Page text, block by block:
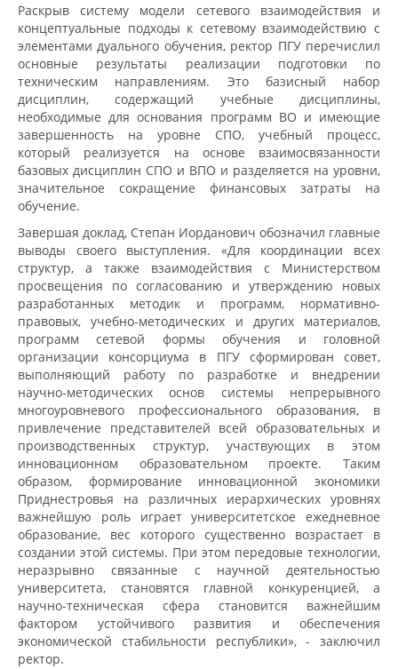
Раскрыв систему модели сетевого взаимодействия и
концептуальные подходы к сетевому взаимодействию с
элементами дуального обучения, ректор ПГУ перечислил
основные результаты реализации подготовки по
техническим направлениям. Это базисный набор
дисциплин, содержащий учебные дисциплины,
необходимые для основания программ ВО и имеющие
завершенность на уровне СПО, учебный процесс,
который реализуется на основе взаимосвязанности
базовых дисциплин СПО и ВПО и разделяется на уровни,
значительное сокращение финансовых затраты на
обучение.
Завершая доклад, Степан Иорданович обозначил главные
выводы своего выступления. «Для координации всех
структур, а также взаимодействия с Министерством
просвещения по согласованию и утверждению новых
разработанных методик и программ, нормативно-
правовых, учебно-методических и других материалов,
программ сетевой формы обучения и головной
организации консорциума в ПГУ сформирован совет,
выполняющий работу по разработке и внедрении
научно-методических основ системы непрерывного
многоуровневого профессионального образования, в
привлечение представителей всей образовательных и
производственных структур, участвующих в этом
инновационном образовательном проекте. Таким
образом, формирование инновационной экономики
Приднестровья на различных иерархических уровнях
важнейшую роль играет университетское ежедневное
образование, вес которого существенно возрастает в
создании этой системы. При этом передовые технологии,
неразрывно связанные с научной деятельностью
университета, становятся главной конкуренцией, а
научно-техническая сфера становится важнейшим
фактором устойчивого развития и обеспечения
экономической стабильности республики», - заключил
ректор.